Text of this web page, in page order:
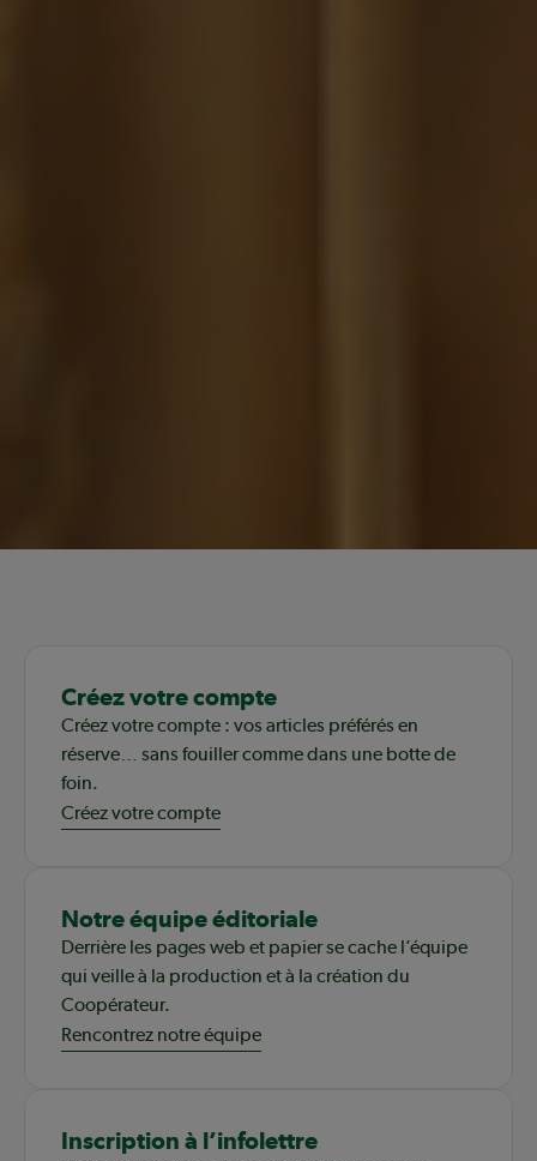
Créez votre compte
Créez votre compte : vos articles préférés en
réserve… sans fouiller comme dans une botte de
foin.
Créez votre compte
Notre équipe éditoriale
Derrière les pages web et papier se cache l’équipe
qui veille à la production et à la création du
Coopérateur.
Rencontrez notre équipe
Inscription à l’infolettre